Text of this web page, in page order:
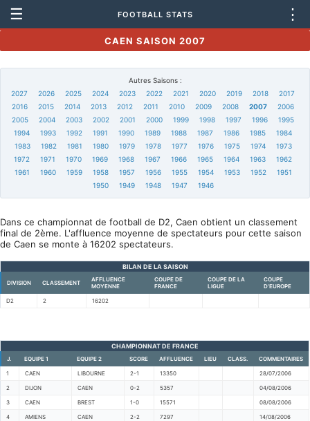
☰ FOOTBALL STATS ⋮
CAEN SAISON 2007
Autres Saisons :
2027
2026 2025 2024 2023 2022 2021 2020 2019 2018
2017
2016
2015 2014 2013 2012 2011 2010 2009 2008 2007
2006
2005
2004 2003 2002 2001 2000 1999 1998 1997 1996
1995
1994
1993 1992 1991 1990 1989 1988 1987 1986 1985
1984
1983
1982 1981 1980 1979 1978 1977 1976 1975 1974
1973
1972
1971 1970 1969 1968 1967 1966 1965 1964 1963
1962
1961
1960 1959 1958 1957 1956 1955 1954 1953 1952
1951
1950
1949 1948 1947 1946
Dans ce championnat de football de D2, Caen obtient un classement
final de 2ème. L'affluence moyenne de spectateurs pour cette saison
de Caen se monte à 16202 spectateurs.
BILAN DE LA SAISON
DIVISION CLASSEMENT
AFFLUENCE
MOYENNE
COUPE DE
FRANCE
COUPE DE LA
LIGUE
COUPE
D'EUROPE
D2 2 16202
CHAMPIONNAT DE FRANCE
J. EQUIPE 1 EQUIPE 2 SCORE AFFLUENCE LIEU CLASS. COMMENTAIRES
1 CAEN LIBOURNE 2-1 13350 28/07/2006
2 DIJON CAEN 0-2 5357 04/08/2006
3 CAEN BREST 1-0 15571 08/08/2006
4 AMIENS CAEN 2-2 7297 14/08/2006